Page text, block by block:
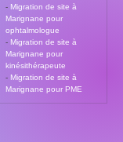
- Migration de site à
Marignane pour
ophtalmologue
- Migration de site à
Marignane pour
kinésithérapeute
- Migration de site à
Marignane pour PME